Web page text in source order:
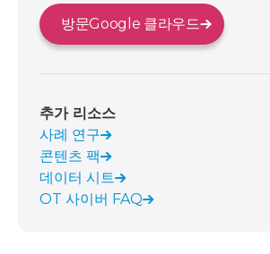
방문Google 클라우드
추가 리소스
사례 연구
콘텐츠 팩
데이터 시트
OT 사이버 FAQ